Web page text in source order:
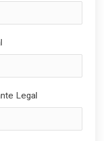
Legal